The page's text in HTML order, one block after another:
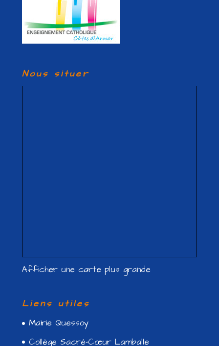
Nous situer
Afficher une carte plus grande
Liens utiles
Mairie Quessoy
Collège Sacré-Cœur Lamballe